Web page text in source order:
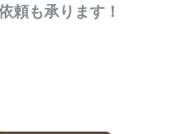
頼も承ります！